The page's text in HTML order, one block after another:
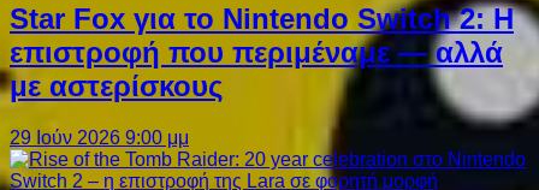
Star Fox για το Nintendo Switch 2: Η
επιστροφή που περιμέναμε — αλλά
με αστερίσκους
29 Ιούν 2026 9:00 μμ